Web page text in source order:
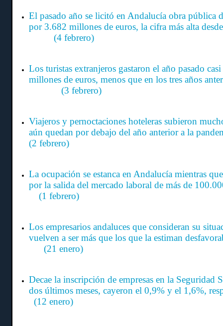
El pasado año se licitó en Andalucía obra pública
por 3.682 millones de euros, la cifra más
(4 febrero)
Los turistas extranjeros gastaron el año pasado
millones de euros, menos que en los tres años
(3 febrero)
Viajeros y pernoctaciones hoteleras subieron
aún quedan por debajo del año anterior
(2 febrero)
La ocupación se estanca en Andalucía mientras
por la salida del mercado laboral de más de
(1 febrero)
Los empresarios andaluces que consideran su
vuelven a ser más que los que la estiman
(21 enero)
Decae la inscripción de empresas en la Seguridad
dos últimos meses, cayeron el 0,9% y el 1,6%,
(12 enero)